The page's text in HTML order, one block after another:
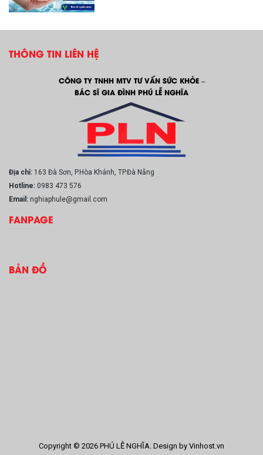
THÔNG TIN LIÊN HỆ
CÔNG TY TNHH MTV TƯ VẤN SỨC KHỎE –
BÁC SĨ GIA ĐÌNH PHÚ LỄ NGHĨA
Địa chỉ: 163 Đà Sơn, P.Hòa Khánh, TP.Đà Nẵng
Hotline: 0983 473 576
Email: nghiaphule@gmail.com
FANPAGE
BẢN ĐỒ
Copyright © 2026 PHÚ LỄ NGHĨA. Design by Vinhost.vn